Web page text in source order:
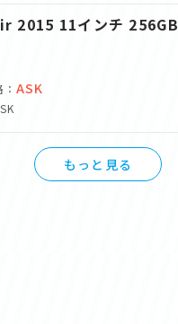
2015 11インチ 256GB
ASK
もっと見る